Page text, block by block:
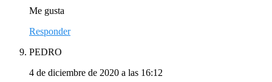
Me gusta
Responder
PEDRO
4 de diciembre de 2020 a las 16:12